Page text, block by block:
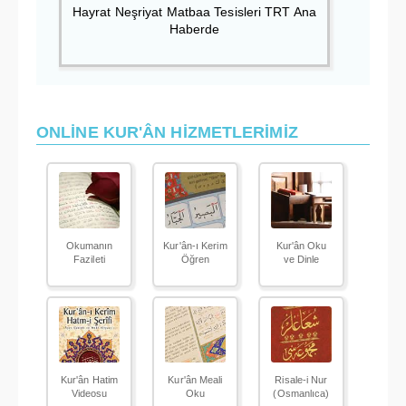
Hayrat Neşriyat Matbaa Tesisleri TRT Ana
Haberde
ONLİNE KUR'ÂN HİZMETLERİMİZ
Okumanın
Fazileti
Kur'ân-ı Kerim
Öğren
Kur'ân Oku
ve Dinle
Kur'ân Hatim
Videosu
Kur'ân Meali
Oku
Risale-i Nur
(Osmanlıca)